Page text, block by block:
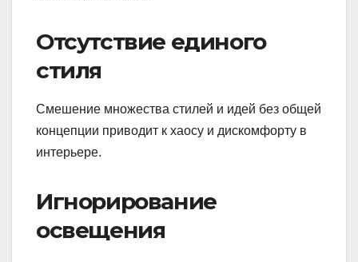
Отсутствие единого
стиля
Смешение множества стилей и идей без общей
концепции приводит к хаосу и дискомфорту в
интерьере.
Игнорирование
освещения